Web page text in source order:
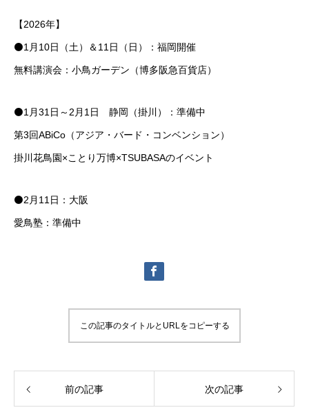
【2026年】
⚫️1月10日（土）＆11日（日）：福岡開催
無料講演会：小鳥ガーデン（博多阪急百貨店）
⚫️1月31日～2月1日 静岡（掛川）：準備中
第3回ABiCo（アジア・バード・コンベンション）
掛川花鳥園×ことり万博×TSUBASAのイベント
⚫️2月11日：大阪
愛鳥塾：準備中
この記事のタイトルとURLをコピーする
前の記事 次の記事